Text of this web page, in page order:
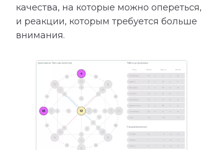
качества, на которые можно опереться,
и реакции, которым требуется больше
внимания.